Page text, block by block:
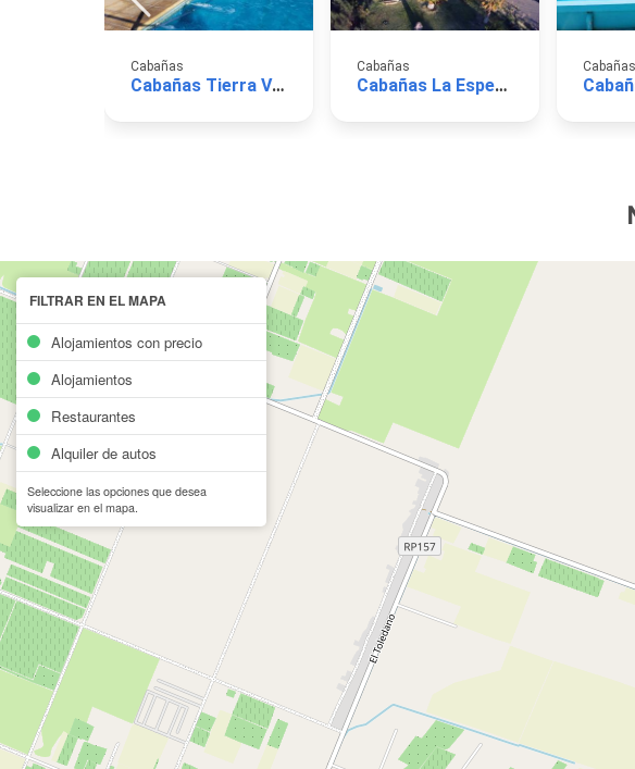
Cabañas
Cabañas Tierra Virgen
Cabañas
Cabañas La Esperanza del Valle
FILTRAR EN EL MAPA
Alojamientos con precio
Alojamientos
Restaurantes
Alquiler de autos
Seleccione las opciones que desea
visualizar en el mapa.